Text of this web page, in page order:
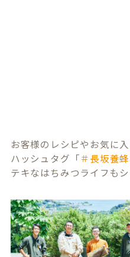
お客様のレシピやお気に
ハッシュタグ「＃長坂養
テキなはちみつライフも